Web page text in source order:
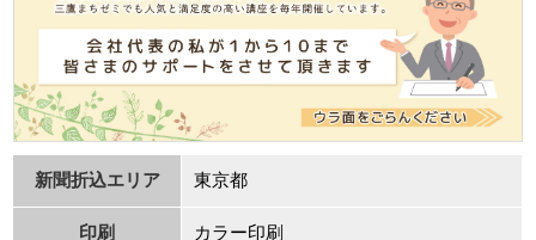
新聞折込エリア 東京都
印刷 カラー印刷